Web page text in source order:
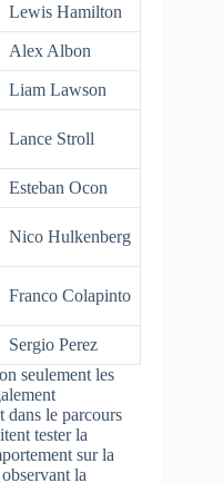
Lewis Hamilton
Alex Albon
Liam Lawson
Lance Stroll
Esteban Ocon
Nico Hulkenberg
Franco Colapinto
Sergio Perez
seulement les
dans le parcours
tester la
sur la
la